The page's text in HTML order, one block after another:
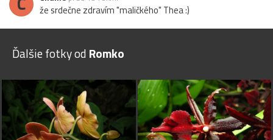
že srdečne zdravím "maličkého" Thea :)
Ďalšie fotky od Romko